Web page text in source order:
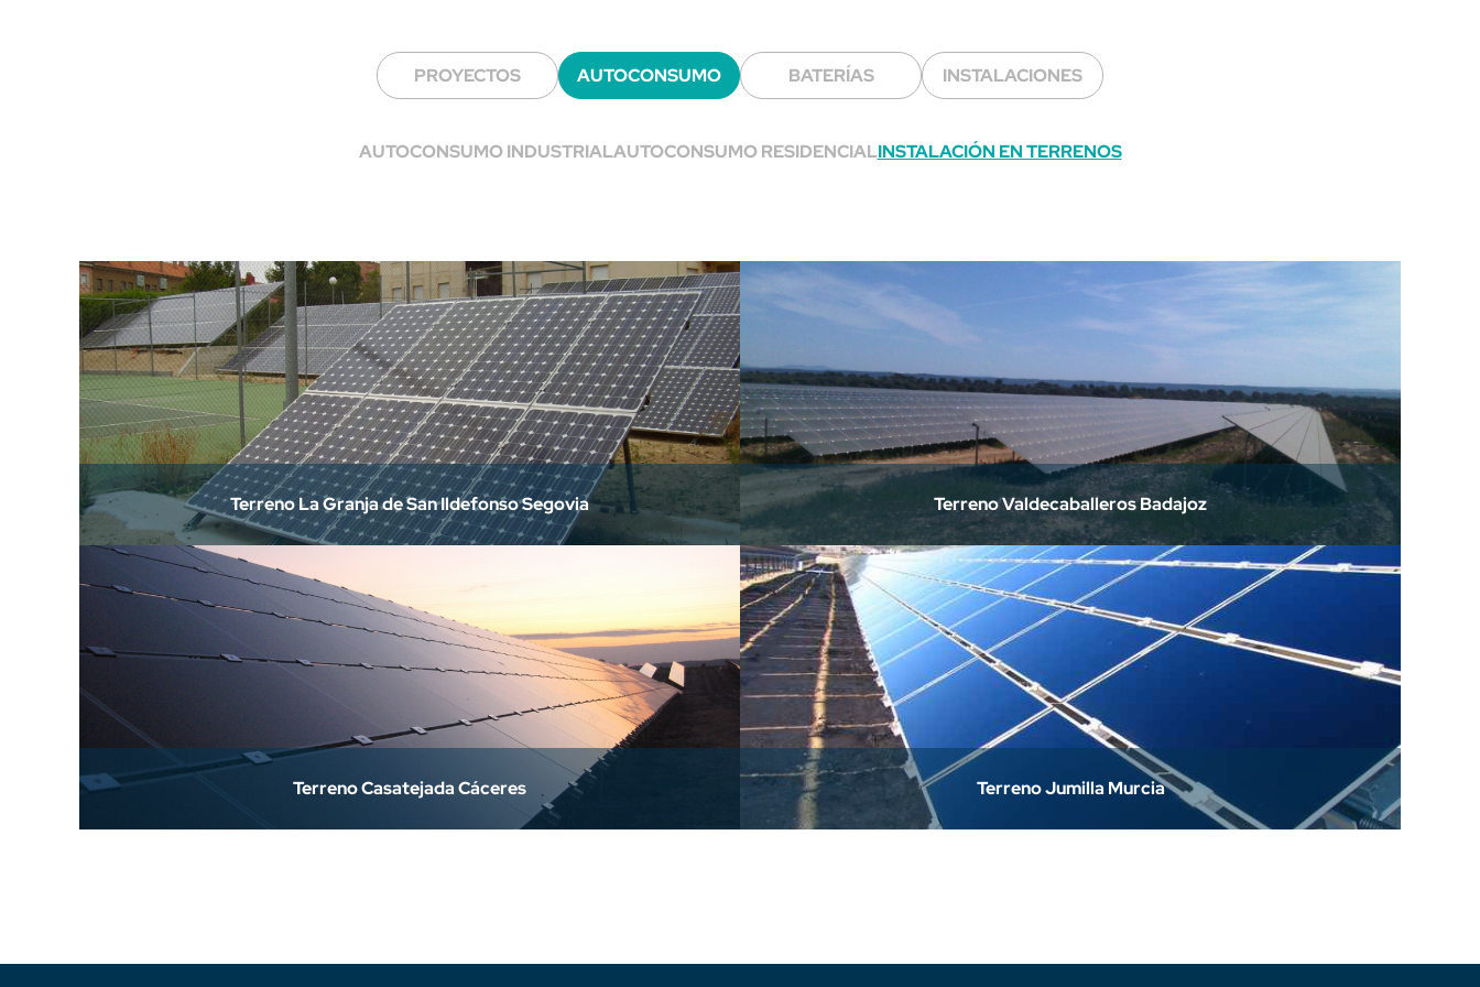
PROYECTOS AUTOCONSUMO BATERÍAS INSTALACIONES
AUTOCONSUMO INDUSTRIALAUTOCONSUMO RESIDENCIALINSTALACIÓN EN TERRENOS
Terreno La Granja de San Ildefonso Segovia Terreno Valdecaballeros Badajoz
Terreno Casatejada Cáceres Terreno Jumilla Murcia